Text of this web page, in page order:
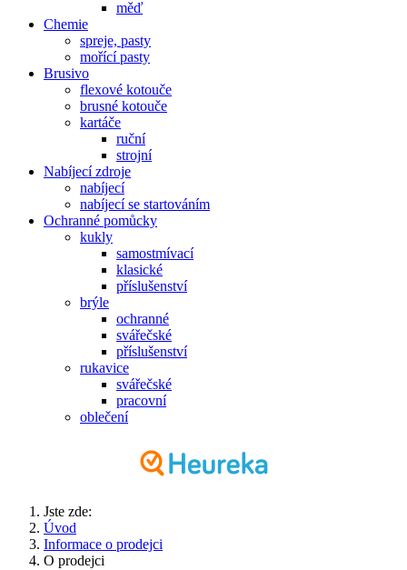
měď
Chemie
spreje, pasty
mořící pasty
Brusivo
flexové kotouče
brusné kotouče
kartáče
ruční
strojní
Nabíjecí zdroje
nabíjecí
nabíjecí se startováním
Ochranné pomůcky
kukly
samostmívací
klasické
příslušenství
brýle
ochranné
svářečské
příslušenství
rukavice
svářečské
pracovní
oblečení
Jste zde:
Úvod
Informace o prodejci
O prodejci